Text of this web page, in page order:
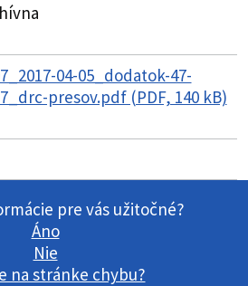
04-05_dodatok-47-
presov.pdf (PDF, 140 kB)
pre vás užitočné?
Áno
Nie
na stránke chybu?